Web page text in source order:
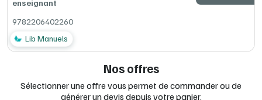
enseignant
9782206402260
Lib Manuels
Nos offres
Sélectionner une offre vous permet de commander ou de
générer un devis depuis votre panier.